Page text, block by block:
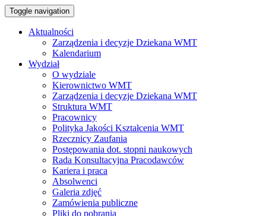
Toggle navigation
Aktualności
Zarządzenia i decyzje Dziekana WMT
Kalendarium
Wydział
O wydziale
Kierownictwo WMT
Zarządzenia i decyzje Dziekana WMT
Struktura WMT
Pracownicy
Polityka Jakości Kształcenia WMT
Rzecznicy Zaufania
Postępowania dot. stopni naukowych
Rada Konsultacyjna Pracodawców
Kariera i praca
Absolwenci
Galeria zdjęć
Zamówienia publiczne
Pliki do pobrania